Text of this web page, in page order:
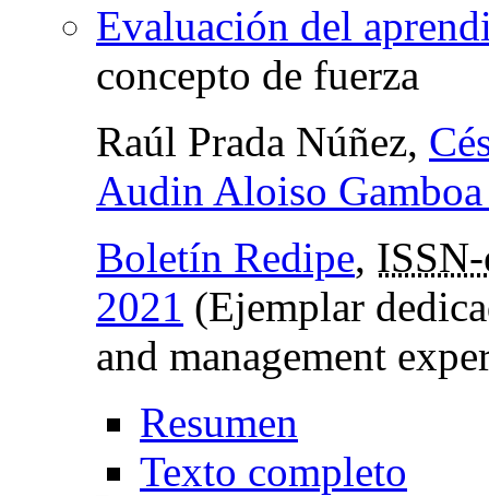
Evaluación del
concepto de fuerza
Raúl Prada Núñez,
Audin Aloiso Gamboa
Boletín Redipe,
2021 (Ejemplar
and management
Resumen
Texto completo